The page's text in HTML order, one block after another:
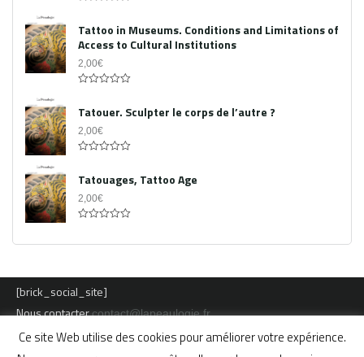
out
of
5
Tattoo in Museums. Conditions and Limitations of
Access to Cultural Institutions
2,00€
out
of
5
Tatouer. Sculpter le corps de l’autre ?
2,00€
out
of
5
Tatouages, Tattoo Age
2,00€
out
[brick_social_site]
Nous contactercontact@lapeaulogie.fr
Mentions légales
Ce site Web utilise des cookies pour améliorer votre expérience.